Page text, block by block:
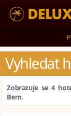
5* cestovní
Vyhledat
Zobrazuje se 4
Bern.